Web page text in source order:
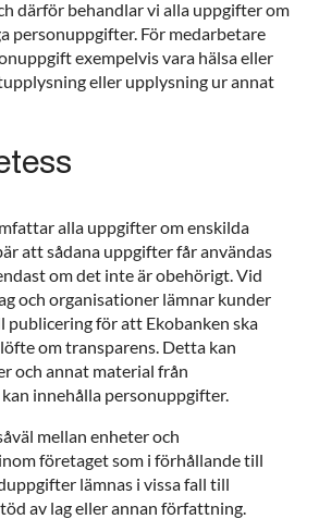
därför behandlar vi alla uppgifter om
personuppgifter. För medarbetare
exempelvis vara hälsa eller
eller upplysning ur annat
alla uppgifter om enskilda
att sådana uppgifter får användas
om det inte är obehörigt. Vid
och organisationer lämnar kunder
för att Ekobanken ska
om transparens. Detta kan
och annat material från
innehålla personuppgifter.
mellan enheter och
företaget som i förhållande till
lämnas i vissa fall till
av lag eller annan författning.